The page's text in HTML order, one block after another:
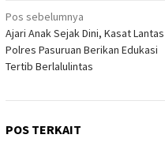
Navigasi
pos
Pos sebelumnya
Ajari Anak Sejak Dini, Kasat Lantas
Polres Pasuruan Berikan Edukasi
Tertib Berlalulintas
POS TERKAIT